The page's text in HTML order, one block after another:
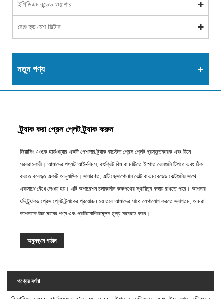
ইপিডিএম বন্ডেড ওয়াশার
রেঞ্জ হুড মেশ ফিল্টার
নতুন পণ্য
ট্র্যাক করা প্রেস প্লেট ট্র্যাক করুন
জিয়াক্সিং এওকে হার্ডওয়্যার একটি পেশাদার ট্র্যাক কাস্টেড প্রেস প্লেট প্রস্তুতকারক এবং চীনে
সরবরাহকারী। আমাদের পণ্যটি আই-বিমস, কংক্রিট বিম বা মাটিতে ইস্পাত রেলগুলি টিপতে এবং ঠিক
করতে ব্যবহৃত একটি আনুষাঙ্গিক। সাধারণত, এটি হেক্সাগোনাল বোল্ট বা এমবেডেড বোল্টগুলির সাথে
একসাথে বেঁধে দেওয়া হয়। এটি অপারেশন চলাকালীন কক্ষপথের স্থায়িত্ব বজায় রাখতে পারে। আপনার
যদি ট্র্যাকড প্রেস প্লেট ট্র্যাকের প্রয়োজন হয় তবে আমাদের সাথে যোগাযোগ করতে স্বাগতম, আমরা
আপনাকে উচ্চ মানের পণ্য এবং প্রতিযোগিতামূলক মূল্য সরবরাহ করব।
অনুসন্ধান পাঠান
পণ্যের বর্ণনা